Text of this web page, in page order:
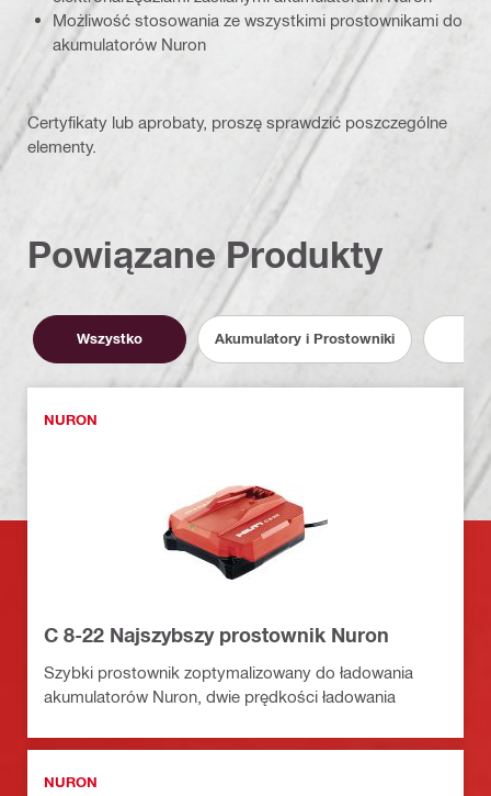
Możliwość stosowania ze wszystkimi prostownikami do
akumulatorów Nuron
Certyfikaty lub aprobaty, proszę sprawdzić poszczególne
elementy.
Powiązane Produkty
Wszystko Akumulatory i Prostowniki
NURON
C 8-22 Najszybszy prostownik Nuron
Szybki prostownik zoptymalizowany do ładowania
akumulatorów Nuron, dwie prędkości ładowania
NURON